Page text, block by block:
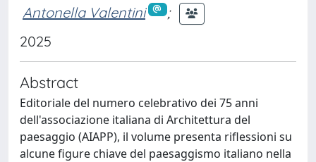
Antonella Valentini
;
2025
Abstract
Editoriale del numero celebrativo dei 75 anni
dell'associazione italiana di Architettura del
paesaggio (AIAPP), il volume presenta riflessioni su
alcune figure chiave del paesaggismo italiano nella